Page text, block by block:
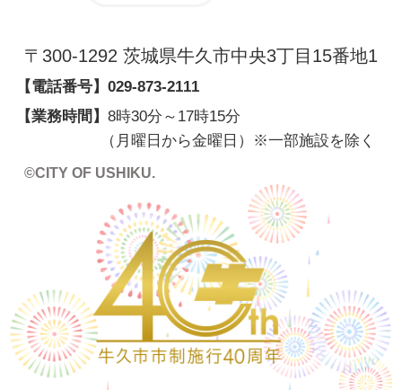
〒300-1292 茨城県牛久市中央3丁目15番地1
【電話番号】 029-873-2111
【業務時間】 8時30分～17時15分
（月曜日から金曜日）※一部施設を除く
©CITY OF USHIKU.